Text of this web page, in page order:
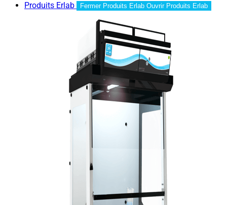
Produits Erlab Fermer Produits Erlab Ouvrir Produits Erlab